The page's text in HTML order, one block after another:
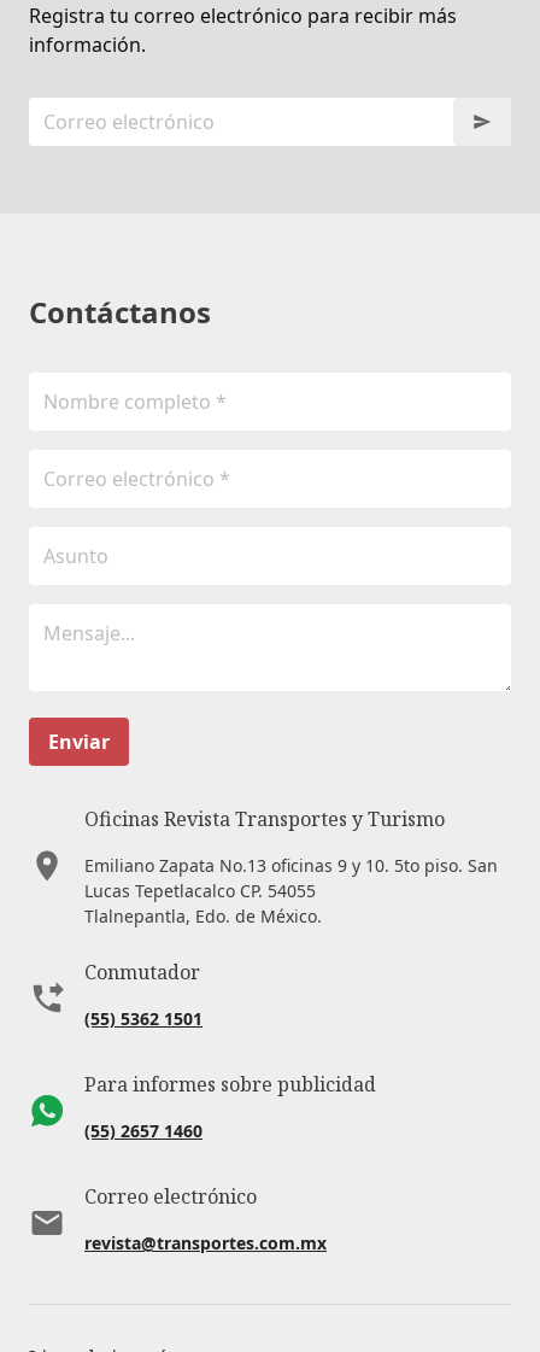
Registra tu correo electrónico para recibir más
información.
Contáctanos
Enviar
Oficinas Revista Transportes y Turismo
Emiliano Zapata No.13 oficinas 9 y 10. 5to piso. San
Lucas Tepetlacalco CP. 54055
Tlalnepantla, Edo. de México.
Conmutador
(55) 5362 1501
Para informes sobre publicidad
(55) 2657 1460
Correo electrónico
revista@transportes.com.mx